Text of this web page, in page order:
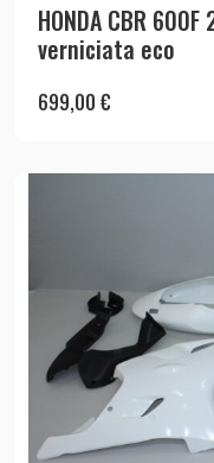
HONDA CBR
verniciata eco
699,00 €